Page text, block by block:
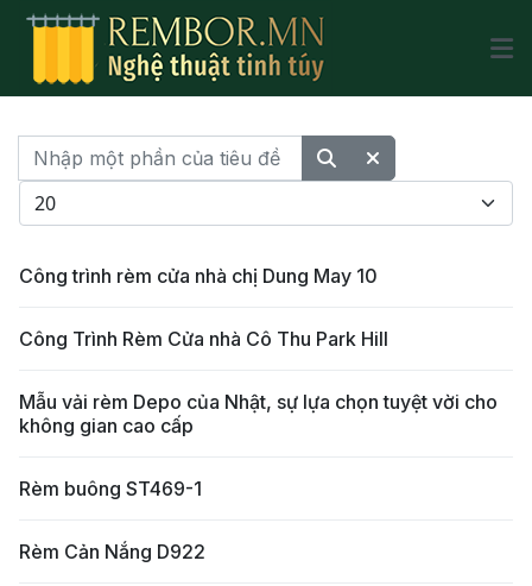
Nhập một phần của tiêu đề
Hiển thị #
Công trình rèm cửa nhà chị Dung May 10
Công Trình Rèm Cửa nhà Cô Thu Park Hill
Mẫu vải rèm Depo của Nhật, sự lựa chọn tuyệt vời cho
không gian cao cấp
Rèm buông ST469-1
Rèm Cản Nắng D922